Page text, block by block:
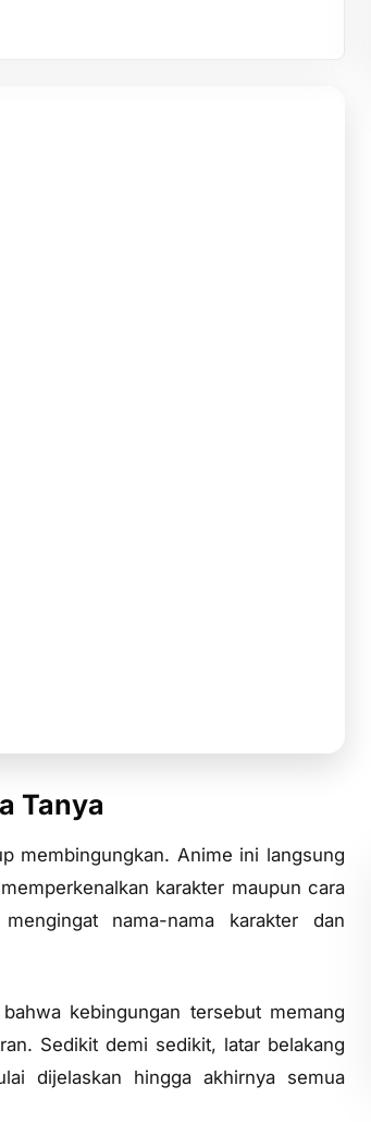
Tanya
membingungkan. Anime ini langsung
karakter maupun cara
nama-nama karakter dan
kebingungan tersebut memang
Sedikit demi sedikit, latar belakang
dijelaskan hingga akhirnya semua